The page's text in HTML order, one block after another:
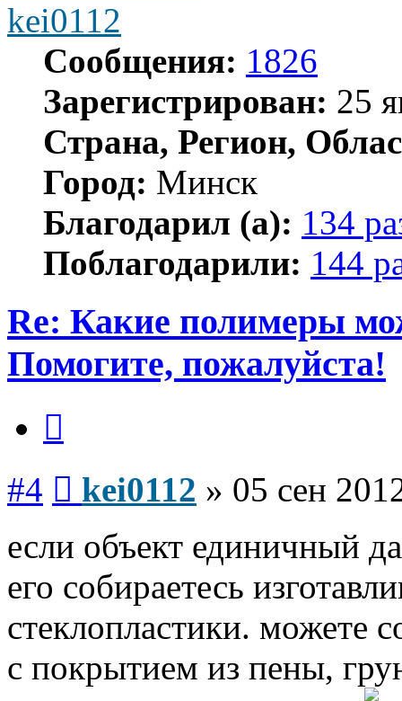
kei0112
Сообщения: 1826
Зарегистрирован: 25
Страна, Регион,
Город: Минск
Благодарил (а): 134
Поблагодарили: 144
Re: Какие полимеры
Помогите, пожалуйста!
#4 kei0112 » 05 сен
если объект единичный
его собираетесь
стеклопластики. можете
с покрытием из пены,